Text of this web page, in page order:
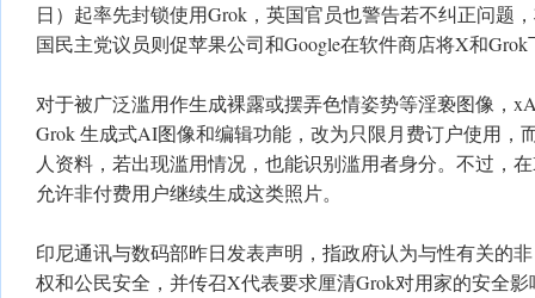
日）起率先封锁使用Grok，英国官员也警告若不纠正问题
国民主党议员则促苹果公司和Google在软件商店将X和Grok
对于被广泛滥用作生成裸露或摆弄色情姿势等淫亵图像，
Grok 生成式AI图像和编辑功能，改为只限月费订户使用，
人资料，若出现滥用情况，也能识别滥用者身分。不过，
允许非付费用户继续生成这类照片。
印尼通讯与数码部昨日发表声明，指政府认为与性有关的
权和公民安全，并传召X代表要求厘清Grok对用家的安全